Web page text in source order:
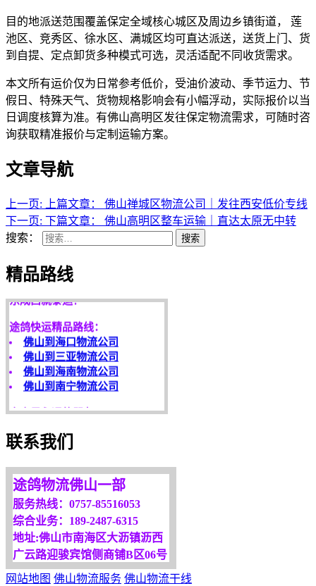
目的地派送范围覆盖保定全域核心城区及周边乡镇街道， 莲
池区、竞秀区、徐水区、满城区均可直达派送，送货上门、货
到自提、定点卸货多种模式可选，灵活适配不同收货需求。
本文所有运价仅为日常参考低价，受油价波动、季节运力、节
假日、特殊天气、货物规格影响会有小幅浮动，实际报价以当
日调度核算为准。有佛山高明区发往保定物流需求，可随时咨
询获取精准报价与定制运输方案。
文章导航
上一页: 上篇文章：
佛山禅城区物流公司｜发往西安低价专线
下一页: 下篇文章：
佛山高明区整车运输｜直达太原无中转
搜索：
搜索
精品路线
天开地辟宏基，
东成西就泰运！
途鸽快运精品路线：
佛山到海口物流公司
佛山到三亚物流公司
佛山到海南物流公司
佛山到南宁物流公司
客户是永远的朋友，
服务是永恒的追求！
欢迎您光临！
我们将竭诚为你服务！
联系我们
途鸽物流佛山一部
服务热线：0757-85516053
综合业务：189-2487-6315
地址:佛山市南海区大沥镇沥西
广云路迎骏宾馆侧商铺B区06号
网站地图 佛山物流服务 佛山物流干线